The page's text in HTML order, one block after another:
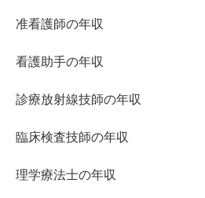
准看護師の年収
看護助手の年収
診療放射線技師の年収
臨床検査技師の年収
理学療法士の年収